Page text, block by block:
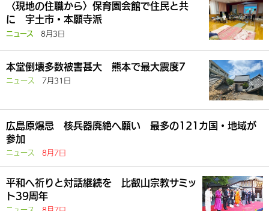
〈現地の住職から〉保育園会館で住民と共
に 宇土市・本願寺派
ニュース 8月3日
本堂倒壊多数被害甚大 熊本で最大震度7
ニュース 7月31日
広島原爆忌 核兵器廃絶へ願い 最多の121カ国・地域が
参加
ニュース 8月7日
平和へ祈りと対話継続を 比叡山宗教サミッ
ト39周年